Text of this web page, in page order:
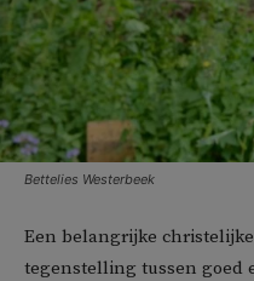
Bettelies Westerbeek
Een belangrijke
tegenstelling tussen goed